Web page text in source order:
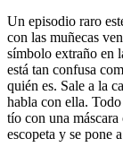
Un episodio raro
con las muñecas
símbolo extraño en
está tan confusa
quién es. Sale a la
habla con ella.
tío con una
escopeta y se pone